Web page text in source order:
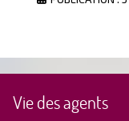
Vie des agents